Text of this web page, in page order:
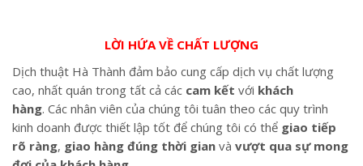
LỜI HỨA VỀ CHẤT LƯỢNG
Dịch thuật Hà Thành đảm bảo cung cấp dịch vụ chất lượng
cao, nhất quán trong tất cả các cam kết với khách
hàng. Các nhân viên của chúng tôi tuân theo các quy trình
kinh doanh được thiết lập tốt để chúng tôi có thể giao tiếp
rõ ràng, giao hàng đúng thời gian và vượt qua sự mong